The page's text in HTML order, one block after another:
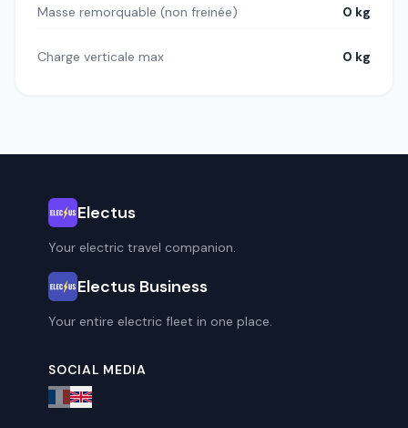
Masse remorquable (non freinée) 0 kg
Charge verticale max 0 kg
Electus
Your electric travel companion.
Electus Business
Your entire electric fleet in one place.
SOCIAL MEDIA